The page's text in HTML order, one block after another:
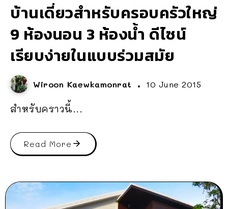
บ้านเดี่ยวสำหรับครอบครัวใหญ่
9 ห้องนอน 3 ห้องน้ำ ดีไซน์
เรียบง่ายในแบบร่วมสมัย
Wiroon Kaewkamonrat 10 June 2015
สำหรับคราวนี้...
Read More